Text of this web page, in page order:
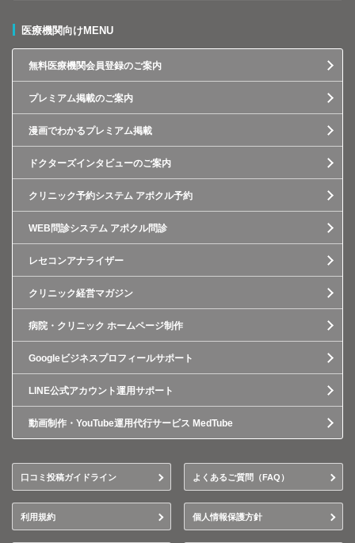
医療機関向けMENU
無料医療機関会員登録のご案内
プレミアム掲載のご案内
漫画でわかるプレミアム掲載
ドクターズインタビューのご案内
クリニック予約システム アポクル予約
WEB問診システム アポクル問診
レセコンアナライザー
クリニック経営マガジン
病院・クリニック ホームページ制作
Googleビジネスプロフィールサポート
LINE公式アカウント運用サポート
動画制作・YouTube運用代行サービス MedTube
口コミ投稿ガイドライン よくあるご質問（FAQ）
利用規約 個人情報保護方針